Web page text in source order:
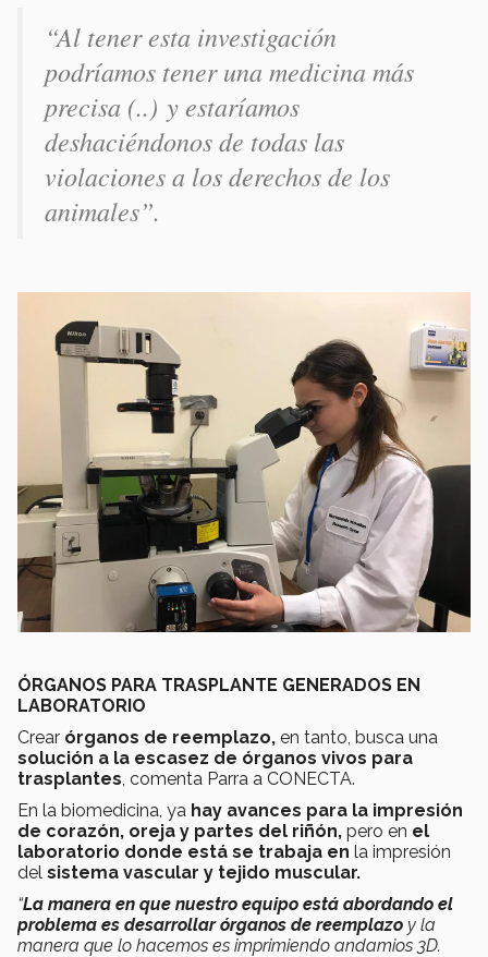
“Al tener esta investigación
podríamos tener una medicina más
precisa (..) y estaríamos
deshaciéndonos de todas las
violaciones a los derechos de los
animales”.
ÓRGANOS PARA TRASPLANTE GENERADOS EN
LABORATORIO
Crear órganos de reemplazo, en tanto, busca una
solución a la escasez de órganos vivos para
trasplantes , comenta Parra a CONECTA.
En la biomedicina, ya hay avances para la impresión
de corazón, oreja y partes del riñón, pero en el
laboratorio donde está se trabaja en la impresión
del sistema vascular y tejido muscular.
“La manera en que nuestro equipo está abordando el
problema es desarrollar órganos de reemplazo y la
manera que lo hacemos es imprimiendo andamios 3D.